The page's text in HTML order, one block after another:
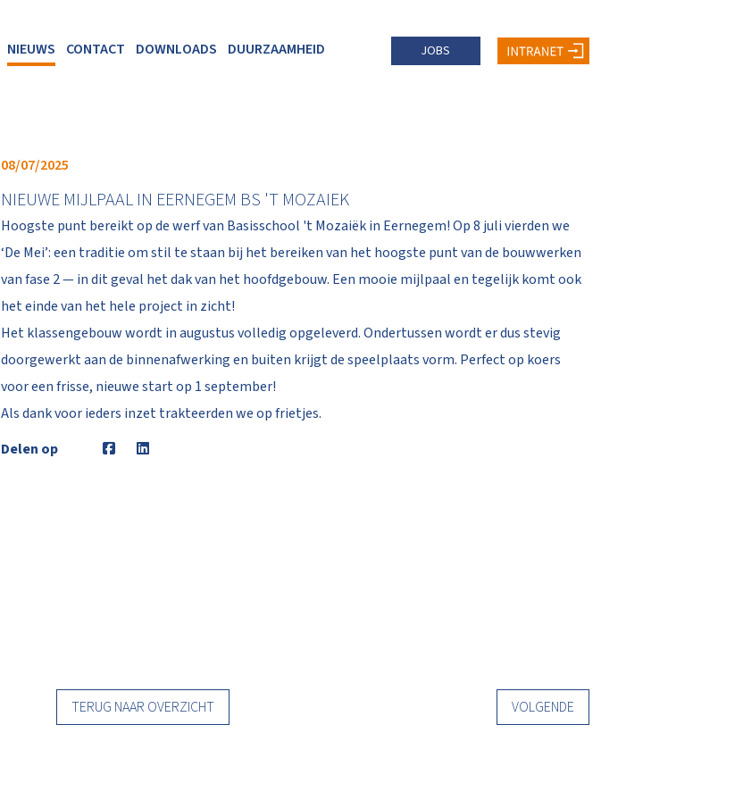
NIEUWS CONTACT DOWNLOADS DUURZAAMHEID JOBS
08/07/2025
NIEUWE MIJLPAAL IN EERNEGEM BS 'T MOZAIEK
Hoogste punt bereikt op de werf van Basisschool 't Mozaiëk in Eernegem! Op 8 juli vierden we
‘De Mei’: een traditie om stil te staan bij het bereiken van het hoogste punt van de bouwwerken
van fase 2 — in dit geval het dak van het hoofdgebouw. Een mooie mijlpaal en tegelijk komt ook
het einde van het hele project in zicht!
Het klassengebouw wordt in augustus volledig opgeleverd. Ondertussen wordt er dus stevig
doorgewerkt aan de binnenafwerking en buiten krijgt de speelplaats vorm. Perfect op koers
voor een frisse, nieuwe start op 1 september!
Als dank voor ieders inzet trakteerden we op frietjes.
Delen op
TERUG NAAR OVERZICHT VOLGENDE